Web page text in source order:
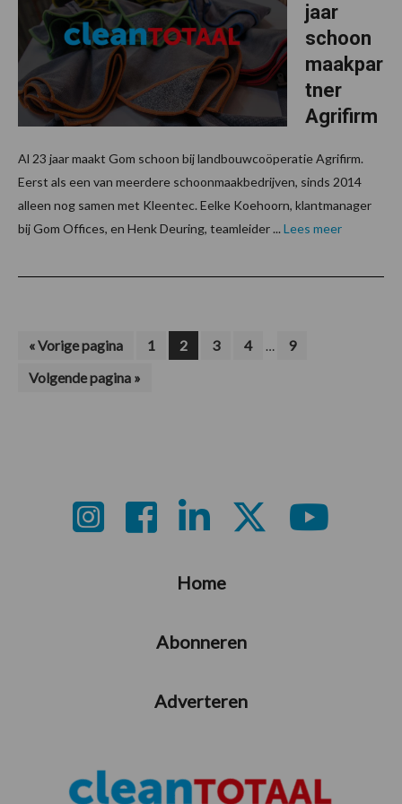
jaar
schoon
maakpar
tner
Agrifirm
Al 23 jaar maakt Gom schoon bij landbouwcoöperatie Agrifirm.
Eerst als een van meerdere schoonmaakbedrijven, sinds 2014
alleen nog samen met Kleentec. Eelke Koehoorn, klantmanager
bij Gom Offices, en Henk Deuring, teamleider ...Lees meer
«Ga
Vorige pagina Pagina
1 Pagina
2 Pagina
3 Pagina
4
Interim
… Pagina
9
Ga
naar
Volgende pagina »
Footer
Home
Abonneren
Adverteren